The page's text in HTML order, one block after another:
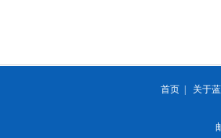
首页 关于